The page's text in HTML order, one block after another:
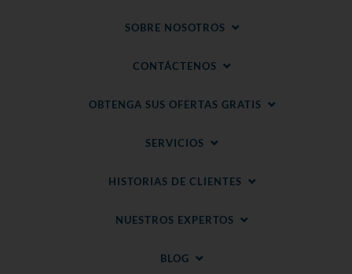
SOBRE NOSOTROS
CONTÁCTENOS
OBTENGA SUS OFERTAS GRATIS
SERVICIOS
HISTORIAS DE CLIENTES
NUESTROS EXPERTOS
BLOG